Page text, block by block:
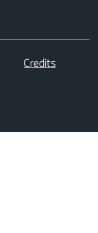
Credits